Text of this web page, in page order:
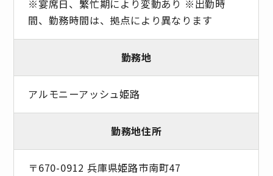
※宴席日、繁忙期により変動あり ※出勤時
間、勤務時間は、拠点により異なります
勤務地
アルモニーアッシュ姫路
勤務地住所
〒670-0912 兵庫県姫路市南町47